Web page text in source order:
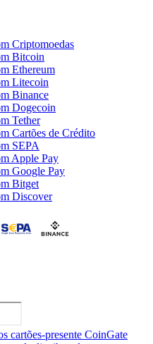
Criptomoedas
Bitcoin
Ethereum
Litecoin
Binance
Dogecoin
Tether
Cartões de Crédito
SEPA
Apple Pay
Google Pay
Bitget
Discover
cartões-presente CoinGate